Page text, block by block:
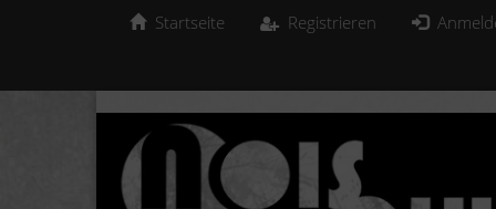
Startseite Registrieren